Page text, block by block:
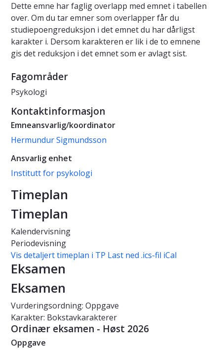
Dette emne har faglig overlapp med emnet i tabellen
over. Om du tar emner som overlapper får du
studiepoengreduksjon i det emnet du har dårligst
karakter i. Dersom karakteren er lik i de to emnene
gis det reduksjon i det emnet som er avlagt sist.
Fagområder
Psykologi
Kontaktinformasjon
Emneansvarlig/koordinator
Hermundur Sigmundsson
Ansvarlig enhet
Institutt for psykologi
Timeplan
Timeplan
Kalendervisning
Periodevisning
Vis detaljert timeplan i TP Last ned .ics-fil iCal
Eksamen
Eksamen
Vurderingsordning: Oppgave
Karakter: Bokstavkarakterer
Ordinær eksamen - Høst 2026
Oppgave